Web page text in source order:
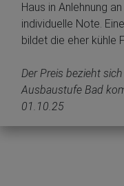
Haus in Anlehnung
individuelle Note.
bildet die eher kühle
Der Preis bezieht
Ausbaustufe Bad
01.10.25